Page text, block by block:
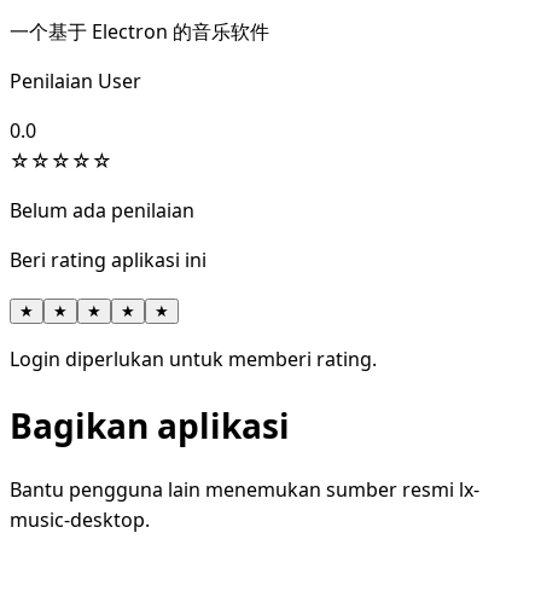
一个基于 Electron 的音乐软件
Penilaian User
0.0
☆☆☆☆☆
Belum ada penilaian
Beri rating aplikasi ini
★ ★ ★ ★ ★
Login diperlukan untuk memberi rating.
Bagikan aplikasi
Bantu pengguna lain menemukan sumber resmi lx-
music-desktop.